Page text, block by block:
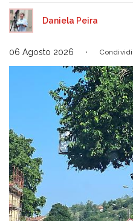
Daniela Peira
06 Agosto 2026 Condividi